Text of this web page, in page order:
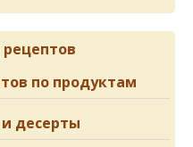
по продуктам
десерты